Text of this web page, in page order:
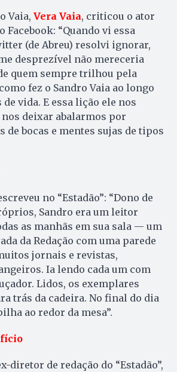
Vaia, Vera Vaia, criticou o ator
Facebook: “Quando vi essa
(de Abreu) resolvi ignorar,
desprezível não mereceria
quem sempre trilhou pela
fez o Sandro Vaia ao longo
de vida. E essa lição ele nos
nos deixar abalarmos por
de bocas e mentes sujas de tipos
no “Estadão”: “Dono de
Sandro era um leitor
as manhãs em sua sala — um
da Redação com uma parede
jornais e revistas,
Ia lendo cada um com
Lidos, os exemplares
trás da cadeira. No final do dia
ao redor da mesa”.
diretor de redação do “Estadão”,